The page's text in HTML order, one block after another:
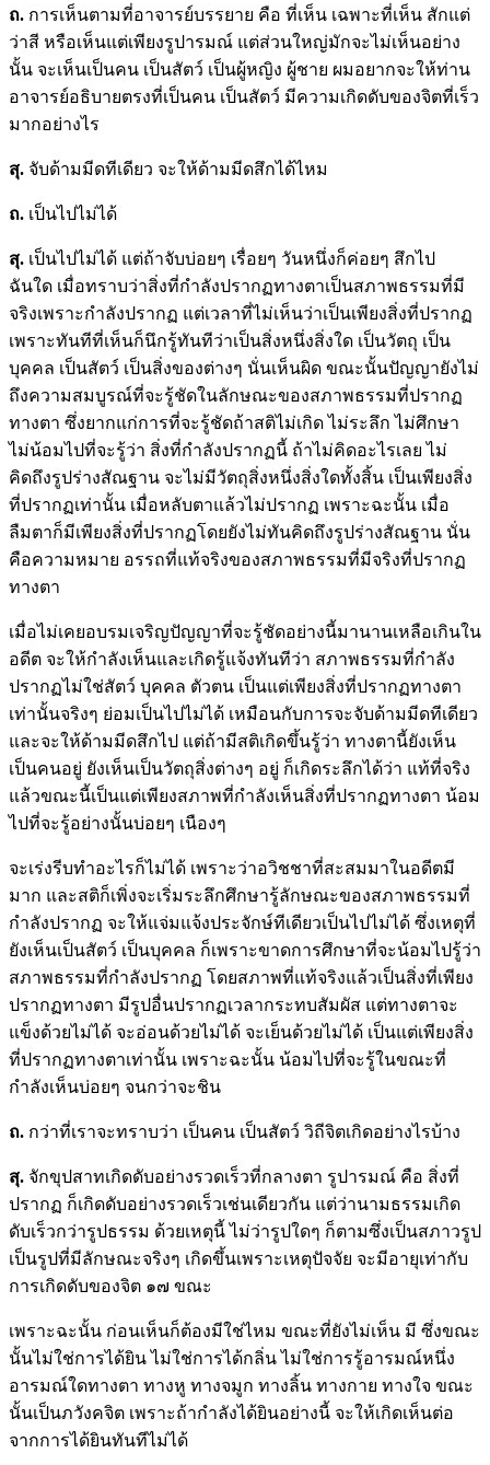
ถ. การเห็นตามที่อาจารย์บรรยาย คือ ที่เห็น เฉพาะที่เห็น สักแต่
ว่าสี หรือเห็นแต่เพียงรูปารมณ์ แต่ส่วนใหญ่มักจะไม่เห็นอย่าง
นั้น จะเห็นเป็นคน เป็นสัตว์ เป็นผู้หญิง ผู้ชาย ผมอยากจะให้ท่าน
อาจารย์อธิบายตรงที่เป็นคน เป็นสัตว์ มีความเกิดดับของจิตที่เร็ว
มากอย่างไร
สุ. จับด้ามมีดทีเดียว จะให้ด้ามมีดสึกได้ไหม
ถ. เป็นไปไม่ได้
สุ. เป็นไปไม่ได้ แต่ถ้าจับบ่อยๆ เรื่อยๆ วันหนึ่งก็ค่อยๆ สึกไป
ฉันใด เมื่อทราบว่าสิ่งที่กำลังปรากฏทางตาเป็นสภาพธรรมที่มี
จริงเพราะกำลังปรากฏ แต่เวลาที่ไม่เห็นว่าเป็นเพียงสิ่งที่ปรากฏ
เพราะทันทีที่เห็นก็นึกรู้ทันทีว่าเป็นสิ่งหนึ่งสิ่งใด เป็นวัตถุ เป็น
บุคคล เป็นสัตว์ เป็นสิ่งของต่างๆ นั่นเห็นผิด ขณะนั้นปัญญายังไม่
ถึงความสมบูรณ์ที่จะรู้ชัดในลักษณะของสภาพธรรมที่ปรากฏ
ทางตา ซึ่งยากแก่การที่จะรู้ชัดถ้าสติไม่เกิด ไม่ระลึก ไม่ศึกษา
ไม่น้อมไปที่จะรู้ว่า สิ่งที่กำลังปรากฏนี้ ถ้าไม่คิดอะไรเลย ไม่
คิดถึงรูปร่างสัณฐาน จะไม่มีวัตถุสิ่งหนึ่งสิ่งใดทั้งสิ้น เป็นเพียงสิ่ง
ที่ปรากฏเท่านั้น เมื่อหลับตาแล้วไม่ปรากฏ เพราะฉะนั้น เมื่อ
ลืมตาก็มีเพียงสิ่งที่ปรากฏโดยยังไม่ทันคิดถึงรูปร่างสัณฐาน นั่น
คือความหมาย อรรถที่แท้จริงของสภาพธรรมที่มีจริงที่ปรากฏ
ทางตา
เมื่อไม่เคยอบรมเจริญปัญญาที่จะรู้ชัดอย่างนี้มานานเหลือเกินใน
อดีต จะให้กำลังเห็นและเกิดรู้แจ้งทันทีว่า สภาพธรรมที่กำลัง
ปรากฏไม่ใช่สัตว์ บุคคล ตัวตน เป็นแต่เพียงสิ่งที่ปรากฏทางตา
เท่านั้นจริงๆ ย่อมเป็นไปไม่ได้ เหมือนกับการจะจับด้ามมีดทีเดียว
และจะให้ด้ามมีดสึกไป แต่ถ้ามีสติเกิดขึ้นรู้ว่า ทางตานี้ยังเห็น
เป็นคนอยู่ ยังเห็นเป็นวัตถุสิ่งต่างๆ อยู่ ก็เกิดระลึกได้ว่า แท้ที่จริง
แล้วขณะนี้เป็นแต่เพียงสภาพที่กำลังเห็นสิ่งที่ปรากฏทางตา น้อม
ไปที่จะรู้อย่างนั้นบ่อยๆ เนืองๆ
จะเร่งรีบทำอะไรก็ไม่ได้ เพราะว่าอวิชชาที่สะสมมาในอดีตมี
มาก และสติก็เพิ่งจะเริ่มระลึกศึกษารู้ลักษณะของสภาพธรรมที่
กำลังปรากฏ จะให้แจ่มแจ้งประจักษ์ทีเดียวเป็นไปไม่ได้ ซึ่งเหตุที่
ยังเห็นเป็นสัตว์ เป็นบุคคล ก็เพราะขาดการศึกษาที่จะน้อมไปรู้ว่า
สภาพธรรมที่กำลังปรากฏ โดยสภาพที่แท้จริงแล้วเป็นสิ่งที่เพียง
ปรากฏทางตา มีรูปอื่นปรากฏเวลากระทบสัมผัส แต่ทางตาจะ
แข็งด้วยไม่ได้ จะอ่อนด้วยไม่ได้ จะเย็นด้วยไม่ได้ เป็นแต่เพียงสิ่ง
ที่ปรากฏทางตาเท่านั้น เพราะฉะนั้น น้อมไปที่จะรู้ในขณะที่
กำลังเห็นบ่อยๆ จนกว่าจะชิน
ถ. กว่าที่เราจะทราบว่า เป็นคน เป็นสัตว์ วิถีจิตเกิดอย่างไรบ้าง
สุ. จักขุปสาทเกิดดับอย่างรวดเร็วที่กลางตา รูปารมณ์ คือ สิ่งที่
ปรากฏ ก็เกิดดับอย่างรวดเร็วเช่นเดียวกัน แต่ว่านามธรรมเกิด
ดับเร็วกว่ารูปธรรม ด้วยเหตุนี้ ไม่ว่ารูปใดๆ ก็ตามซึ่งเป็นสภาวรูป
เป็นรูปที่มีลักษณะจริงๆ เกิดขึ้นเพราะเหตุปัจจัย จะมีอายุเท่ากับ
การเกิดดับของจิต ๑๗ ขณะ
เพราะฉะนั้น ก่อนเห็นก็ต้องมีใช่ไหม ขณะที่ยังไม่เห็น มี ซึ่งขณะ
นั้นไม่ใช่การได้ยิน ไม่ใช่การได้กลิ่น ไม่ใช่การรู้อารมณ์หนึ่ง
อารมณ์ใดทางตา ทางหู ทางจมูก ทางลิ้น ทางกาย ทางใจ ขณะ
นั้นเป็นภวังคจิต เพราะถ้ากำลังได้ยินอย่างนี้ จะให้เกิดเห็นต่อ
จากการได้ยินทันทีไม่ได้